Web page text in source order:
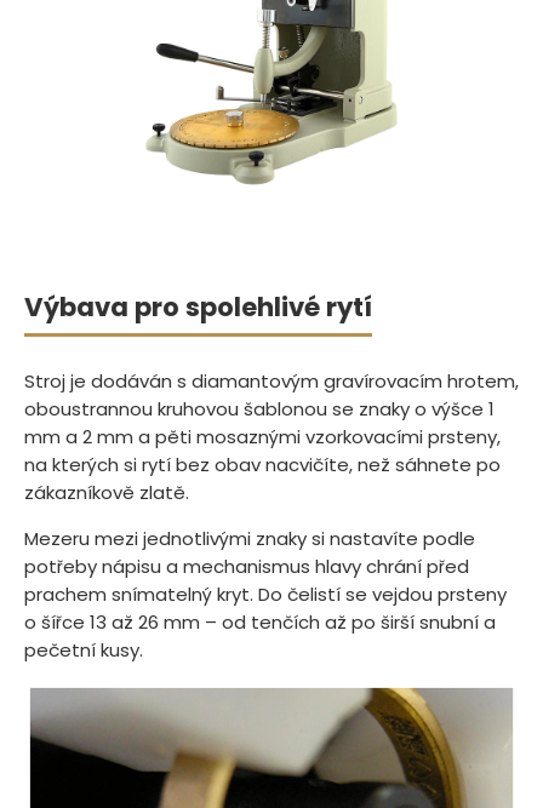
Výbava pro spolehlivé rytí
Stroj je dodáván s diamantovým gravírovacím hrotem,
oboustrannou kruhovou šablonou se znaky o výšce 1
mm a 2 mm a pěti mosaznými vzorkovacími prsteny,
na kterých si rytí bez obav nacvičíte, než sáhnete po
zákazníkově zlatě.
Mezeru mezi jednotlivými znaky si nastavíte podle
potřeby nápisu a mechanismus hlavy chrání před
prachem snímatelný kryt. Do čelistí se vejdou prsteny
o šířce 13 až 26 mm – od tenčích až po širší snubní a
pečetní kusy.